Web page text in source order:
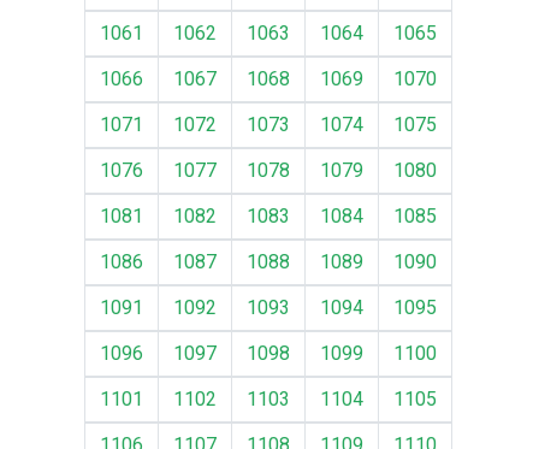
1061
1062 1063 1064
1065
1066
1067 1068 1069
1070
1071
1072 1073 1074
1075
1076
1077 1078 1079
1080
1081
1082 1083 1084
1085
1086
1087 1088 1089
1090
1091
1092 1093 1094
1095
1096
1097 1098 1099
1100
1101
1102 1103 1104
1105